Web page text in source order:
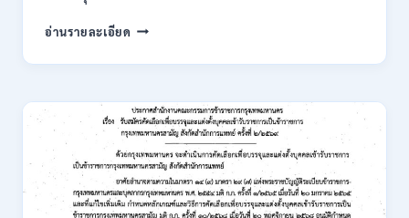
อ่านรายละเอียด การ
อุตสาหกรรม
ประเทศไทย
(กนอ.)
เปิด
รับ
สมัคร
บุคคล
เพื่อ